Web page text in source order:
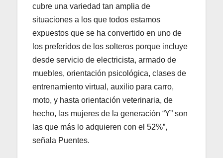
cubre una variedad tan amplia de
situaciones a los que todos estamos
expuestos que se ha convertido en uno de
los preferidos de los solteros porque incluye
desde servicio de electricista, armado de
muebles, orientación psicológica, clases de
entrenamiento virtual, auxilio para carro,
moto, y hasta orientación veterinaria, de
hecho, las mujeres de la generación “Y” son
las que más lo adquieren con el 52%”,
señala Puentes.